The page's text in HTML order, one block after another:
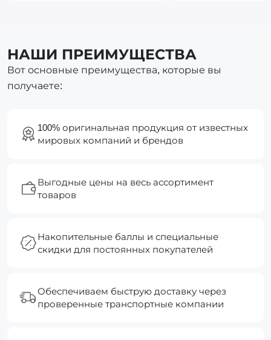
НАШИ ПРЕИМУЩЕСТВА
Вот основные преимущества, которые вы
получаете:
100% оригинальная продукция от известных
мировых компаний и брендов
Выгодные цены на весь ассортимент
товаров
Накопительные баллы и специальные
скидки для постоянных покупателей
Обеспечиваем быструю доставку через
проверенные транспортные компании